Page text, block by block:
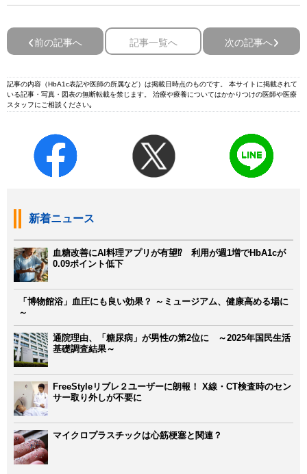
前の記事へ 記事一覧へ 次の記事へ
記事の内容（HbA1c表記や医師の所属など）は掲載日時点のものです。 本サイトに掲載されて
いる記事・写真・図表の無断転載を禁じます。 治療や療養についてはかかりつけの医師や医療
スタッフにご相談ください｡
新着ニュース
血糖改善にAI料理アプリが有望⁉ 利用が週1増でHbA1cが
0.09ポイント低下
「博物館浴」血圧にも良い効果？ ～ミュージアム、健康高める場に
～
通院理由、「糖尿病」が男性の第2位に ～2025年国民生活
基礎調査結果～
FreeStyleリブレ２ユーザーに朗報！ X線・CT検査時のセン
サー取り外しが不要に
マイクロプラスチックは心筋梗塞と関連？